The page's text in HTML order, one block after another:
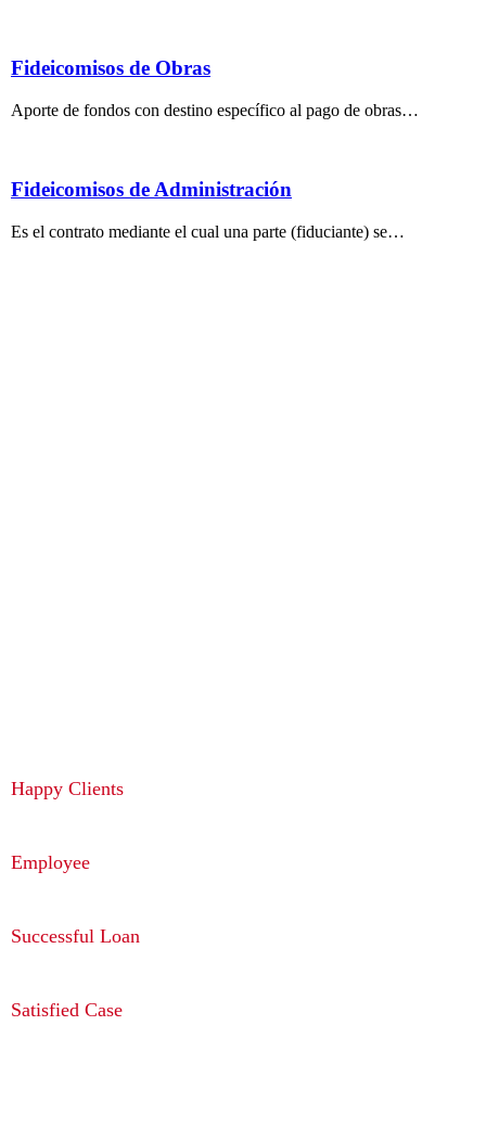
Fideicomisos de Obras
Aporte de fondos con destino específico al pago de obras…
Fideicomisos de Administración
Es el contrato mediante el cual una parte (fiduciante) se…
Happy Clients
Employee
Successful Loan
Satisfied Case